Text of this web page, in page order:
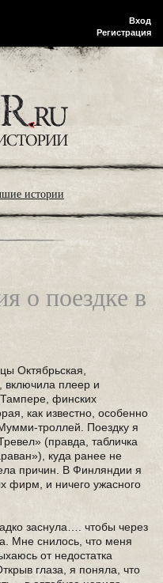
Вход
Регистрация
истории
о поездке в
Октябрьская,
включила плеер и
финских
как известно, особенно
троллей. Поездку я
(правда, табличка
куда ранее не
причин. В Финляндии я
фирм, и ничего ужасного
заснула…. чтобы через
Мне снилось, что меня
от недостатка
глаза, я поняла, что